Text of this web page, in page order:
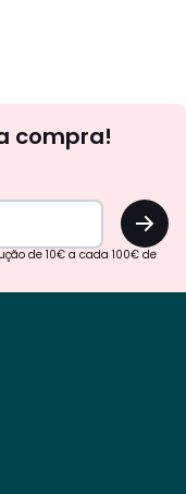
compra!
OK
de 10€ a cada 100€ de